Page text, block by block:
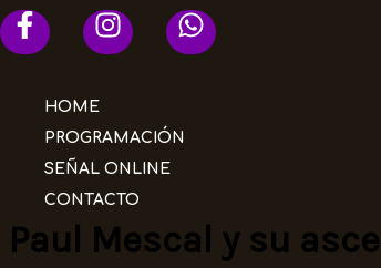
Ir
al
HOME
PROGRAMACIÓN
SEÑAL ONLINE
CONTACTO
Paul Mescal y su